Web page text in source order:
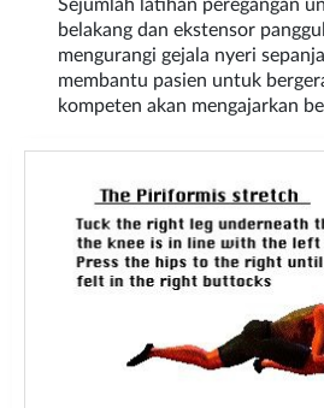
Sejumlah latihan peregangan
belakang dan ekstensor
mengurangi gejala nyeri
membantu pasien untuk
kompeten akan mengajarkan